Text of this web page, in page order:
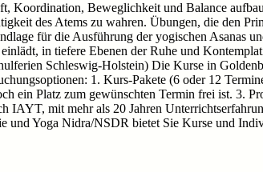
Koordination, Beweglichkeit und Balance
des Atems zu wahren. Übungen, die den
für die Ausführung der yogischen Asanas
in tiefere Ebenen der Ruhe und
Schleswig-Holstein) Die Kurse in
1. Kurs-Pakete (6 oder 12
ein Platz zum gewünschten Termin frei ist. 3.
IAYT, mit mehr als 20 Jahren
und Yoga Nidra/NSDR bietet Sie Kurse und